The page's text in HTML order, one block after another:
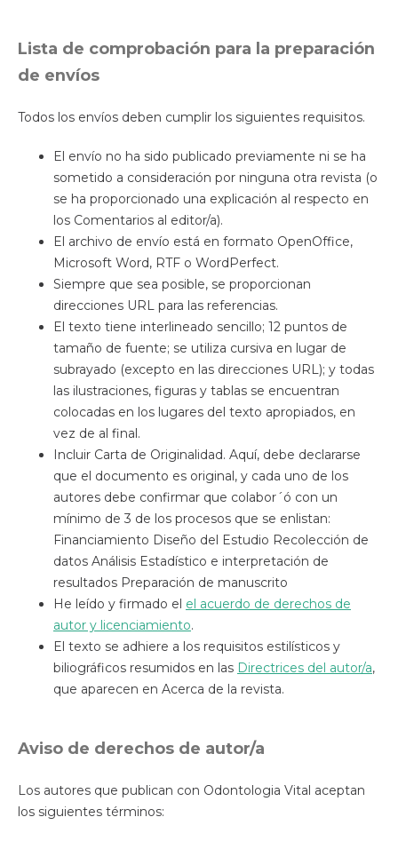
Lista de comprobación para la preparación
de envíos
Todos los envíos deben cumplir los siguientes requisitos.
El envío no ha sido publicado previamente ni se ha
sometido a consideración por ninguna otra revista (o
se ha proporcionado una explicación al respecto en
los Comentarios al editor/a).
El archivo de envío está en formato OpenOffice,
Microsoft Word, RTF o WordPerfect.
Siempre que sea posible, se proporcionan
direcciones URL para las referencias.
El texto tiene interlineado sencillo; 12 puntos de
tamaño de fuente; se utiliza cursiva en lugar de
subrayado (excepto en las direcciones URL); y todas
las ilustraciones, figuras y tablas se encuentran
colocadas en los lugares del texto apropiados, en
vez de al final.
Incluir Carta de Originalidad. Aquí, debe declararse
que el documento es original, y cada uno de los
autores debe confirmar que colabor´ó con un
mínimo de 3 de los procesos que se enlistan:
Financiamiento Diseño del Estudio Recolección de
datos Análisis Estadístico e interpretación de
resultados Preparación de manuscrito
He leído y firmado el el acuerdo de derechos de
autor y licenciamiento.
El texto se adhiere a los requisitos estilísticos y
biliográficos resumidos en las Directrices del autor/a,
que aparecen en Acerca de la revista.
Aviso de derechos de autor/a
Los autores que publican con Odontologia Vital aceptan
los siguientes términos: